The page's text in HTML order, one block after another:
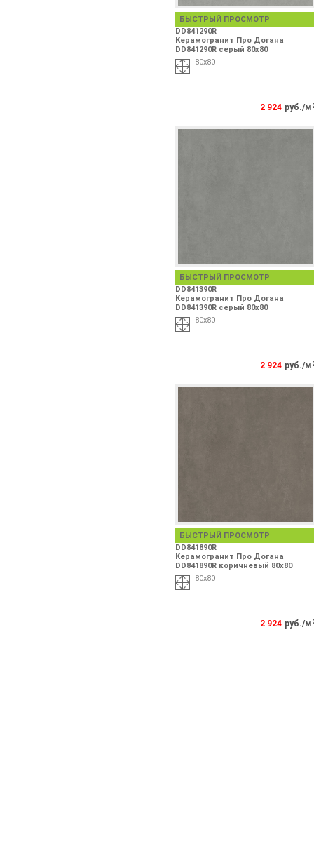
БЫСТРЫЙ ПРОСМОТР
DD841290R
Керамогранит Про Догана
DD841290R серый 80x80
80x80
2 924 руб./м
БЫСТРЫЙ ПРОСМОТР
DD841390R
Керамогранит Про Догана
DD841390R серый 80x80
80x80
2 924 руб./м
БЫСТРЫЙ ПРОСМОТР
DD841890R
Керамогранит Про Догана
DD841890R коричневый 80x80
80x80
2 924 руб./м